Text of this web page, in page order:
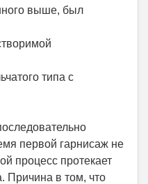
выше, был
типа с
первой гарнисаж не
процесс протекает
Причина в том, что